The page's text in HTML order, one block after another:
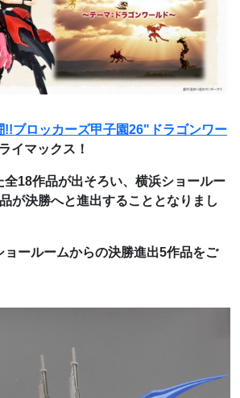
!!ブロッカーズ甲子園26"ドラゴンワー
イマックス！
全18作品が出そろい、横浜ショールー
が決勝へと進出することとなりまし
ョールームからの決勝進出5作品をご